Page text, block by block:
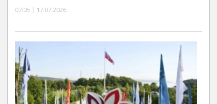
07:05 | 17.07.2026